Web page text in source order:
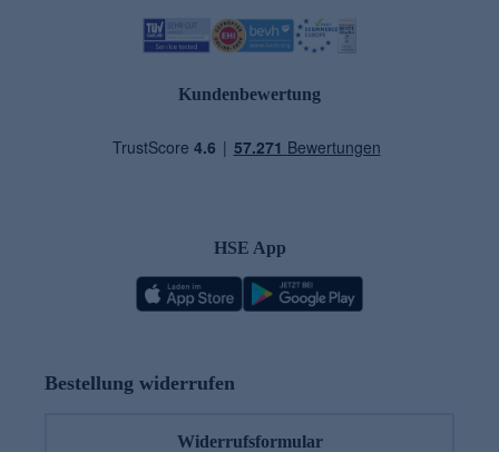
Kundenbewertung
HSE App
Bestellung widerrufen
Widerrufsformular